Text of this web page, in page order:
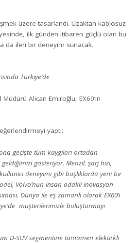
üzere tasarlandı. Uzaktan kablosuz
ilk günden itibaren güçlü olan bu
da ileri bir deneyim sunacak.
Türkiye’de
Alican Emiroğlu, EX60’ın
yaptı:
geçişte tüm kaygıları ortadan
gösteriyor. Menzil, şarj hızı,
deneyimi gibi başlıklarda yeni bir
Volvo’nun insan odaklı inovasyon
Dünya ile eş zamanlı olarak EX60’ı
müşterilerimizle buluşturmayı
D-SUV segmentine tamamen elektirkli